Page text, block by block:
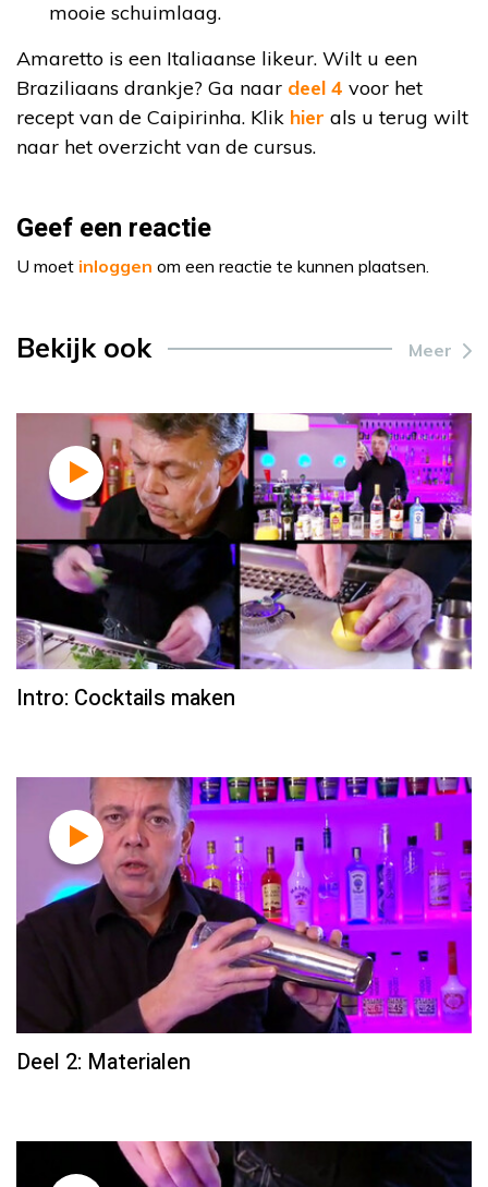
mooie schuimlaag.
Amaretto is een Italiaanse likeur. Wilt u een
Braziliaans drankje? Ga naar deel 4 voor het
recept van de Caipirinha. Klik hier als u terug wilt
naar het overzicht van de cursus.
Geef een reactie
U moet inloggen om een reactie te kunnen plaatsen.
Bekijk ook Meer
Intro: Cocktails maken
Deel 2: Materialen